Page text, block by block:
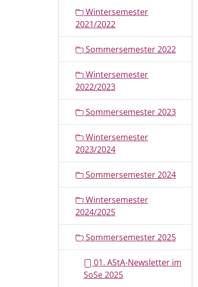
Wintersemester
2021/2022
Sommersemester 2022
Wintersemester
2022/2023
Sommersemester 2023
Wintersemester
2023/2024
Sommersemester 2024
Wintersemester
2024/2025
Sommersemester 2025
01. AStA-Newsletter im
SoSe 2025